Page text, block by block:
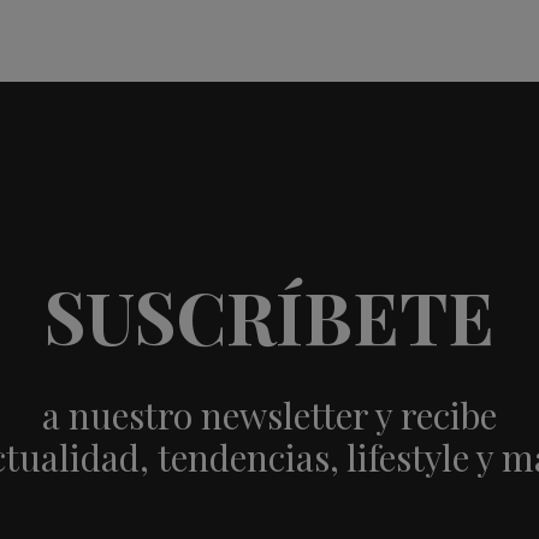
SUSCRÍBETE
a nuestro newsletter y recibe
tendencias, lifestyle y